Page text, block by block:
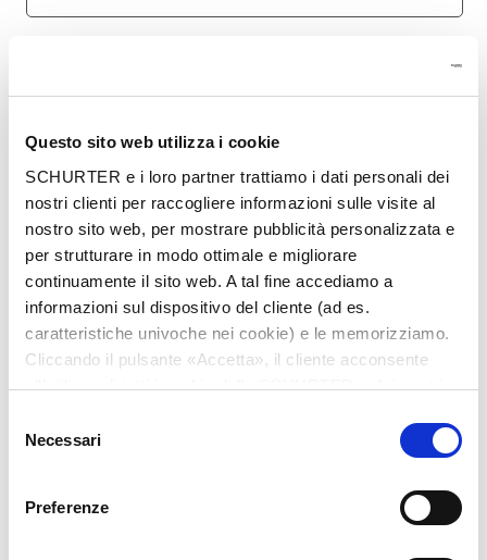
Questo sito web utilizza i cookie
SCHURTER e i loro partner trattiamo i dati personali dei
nostri clienti per raccogliere informazioni sulle visite al
nostro sito web, per mostrare pubblicità personalizzata e
per strutturare in modo ottimale e migliorare
continuamente il sito web. A tal fine accediamo a
informazioni sul dispositivo del cliente (ad es.
caratteristiche univoche nei cookie) e le memorizziamo.
Cliccando il pulsante «Accetta», il cliente acconsente
all’utilizzo di tutti i cookie delle SCHURTER e dei nostri
momento cliccando su «Impostazioni» in fondo alla
pagina. Le impostazioni personali sono comunicate ai
nostri partner e non hanno alcuna influenza sui dati del
browser. Ulteriori informazioni sono disponibili nella
delNecessari
Preferenze
Città*
Nazione*
Messaggio*